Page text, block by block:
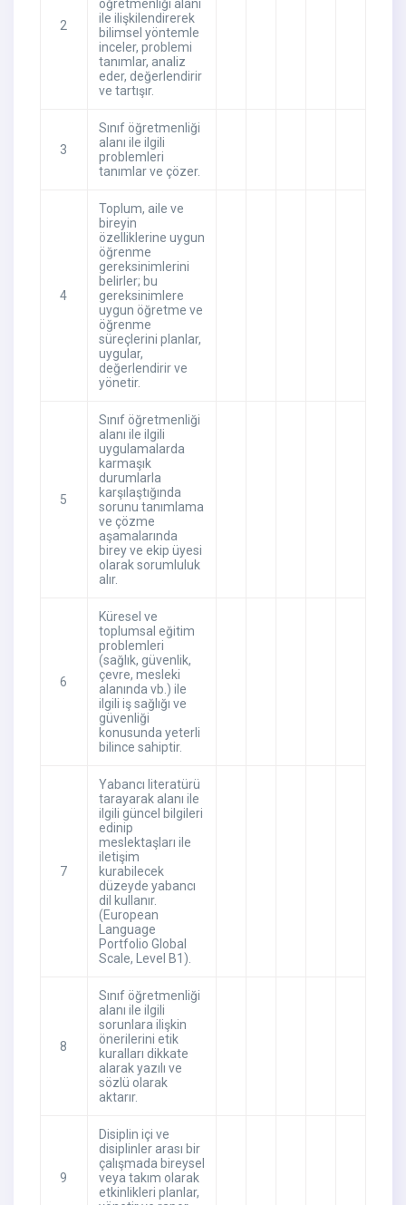
2
öğretmenliği alanı
ile ilişkilendirerek
bilimsel yöntemle
inceler, problemi
tanımlar, analiz
eder, değerlendirir
ve tartışır.
3
Sınıf öğretmenliği
alanı ile ilgili
problemleri
tanımlar ve çözer.
4
Toplum, aile ve
bireyin
özelliklerine uygun
öğrenme
gereksinimlerini
belirler; bu
gereksinimlere
uygun öğretme ve
öğrenme
süreçlerini planlar,
uygular,
değerlendirir ve
yönetir.
5
Sınıf öğretmenliği
alanı ile ilgili
uygulamalarda
karmaşık
durumlarla
karşılaştığında
sorunu tanımlama
ve çözme
aşamalarında
birey ve ekip üyesi
olarak sorumluluk
alır.
6
Küresel ve
toplumsal eğitim
problemleri
(sağlık, güvenlik,
çevre, mesleki
alanında vb.) ile
ilgili iş sağlığı ve
güvenliği
konusunda yeterli
bilince sahiptir.
7
Yabancı literatürü
tarayarak alanı ile
ilgili güncel bilgileri
edinip
meslektaşları ile
iletişim
kurabilecek
düzeyde yabancı
dil kullanır.
(European
Language
Portfolio Global
Scale, Level B1).
8
Sınıf öğretmenliği
alanı ile ilgili
sorunlara ilişkin
önerilerini etik
kuralları dikkate
alarak yazılı ve
sözlü olarak
aktarır.
9
Disiplin içi ve
disiplinler arası bir
çalışmada bireysel
veya takım olarak
etkinlikleri planlar,